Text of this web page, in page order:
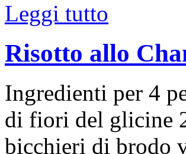
Leggi tutto
Risotto allo
Ingredienti per 4
di fiori del glicine
bicchieri di brodo